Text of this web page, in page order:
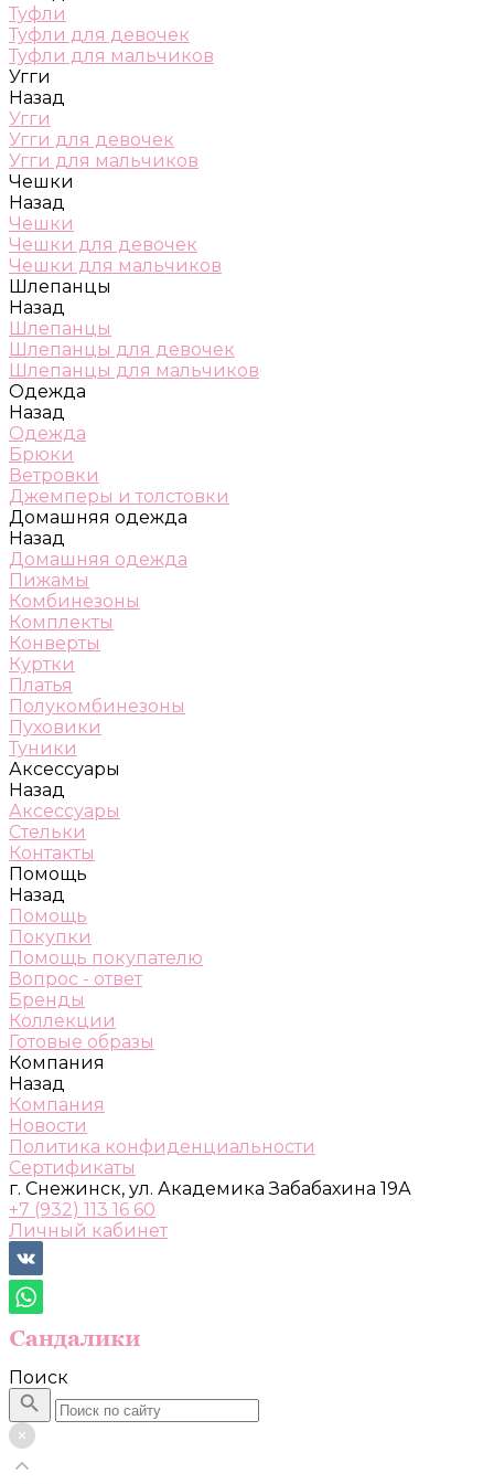
Туфли
Туфли для девочек
Туфли для мальчиков
Угги
Назад
Угги
Угги для девочек
Угги для мальчиков
Чешки
Назад
Чешки
Чешки для девочек
Чешки для мальчиков
Шлепанцы
Назад
Шлепанцы
Шлепанцы для девочек
Шлепанцы для мальчиков
Одежда
Назад
Одежда
Брюки
Ветровки
Джемперы и толстовки
Домашняя одежда
Назад
Домашняя одежда
Пижамы
Комбинезоны
Комплекты
Конверты
Куртки
Платья
Полукомбинезоны
Пуховики
Туники
Аксессуары
Назад
Аксессуары
Стельки
Контакты
Помощь
Назад
Помощь
Покупки
Помощь покупателю
Вопрос - ответ
Бренды
Коллекции
Готовые образы
Компания
Назад
Компания
Новости
Политика конфиденциальности
Сертификаты
г. Снежинск, ул. Академика Забабахина 19А
+7 (932) 113 16 60
Личный кабинет
Поиск